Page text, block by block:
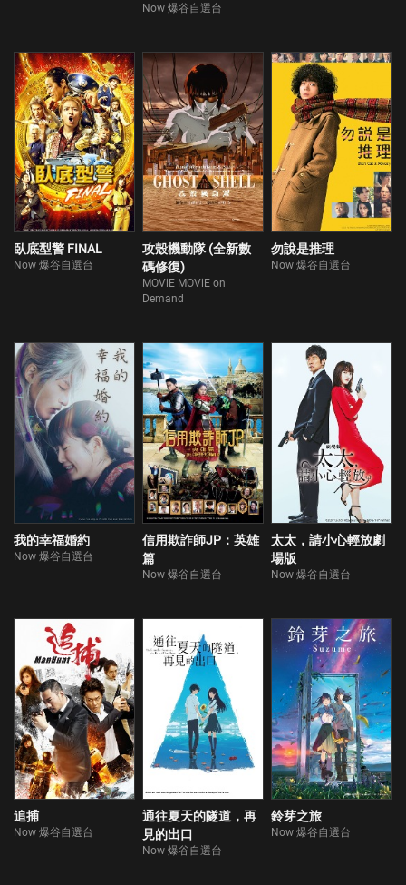
Now 爆谷自選台
臥底型警 FINAL
Now 爆谷自選台
攻殼機動隊 (全新數
碼修復)
MOViE MOViE on
Demand
勿說是推理
Now 爆谷自選台
我的幸福婚約
Now 爆谷自選台
信用欺詐師JP：英雄
篇
Now 爆谷自選台
太太，請小心輕放劇
場版
Now 爆谷自選台
追捕
Now 爆谷自選台
通往夏天的隧道，再
見的出口
Now 爆谷自選台
鈴芽之旅
Now 爆谷自選台